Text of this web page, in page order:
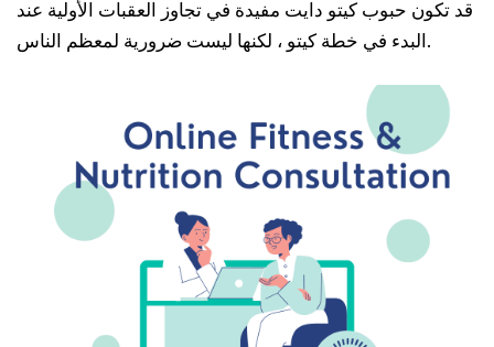
قد تكون حبوب كيتو دايت مفيدة في تجاوز العقبات الأولية عند
البدء في خطة كيتو ، لكنها ليست ضرورية لمعظم الناس.